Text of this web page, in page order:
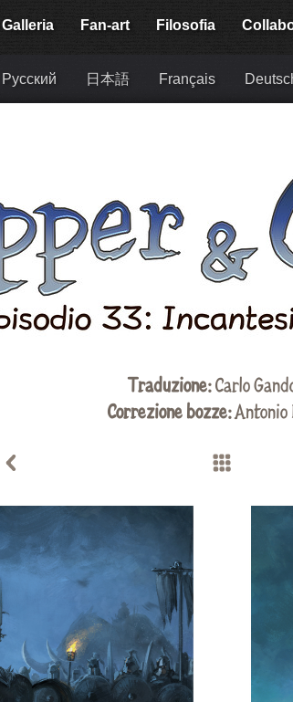
Galleria Fan-art Filosofia
Русский 日本語 Français
Traduzione:Carlo
Correzione bozze: